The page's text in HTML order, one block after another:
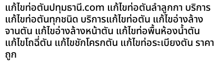
แก้ไขท่อตันปทุมธานี.com แก้ไขท่อตันลำลูกกา บริการ
แก้ไขท่อตันทุกชนิด บริการแก้ไขท่อตัน แก้ไขอ่างล้าง
จานตัน แก้ไขอ่างล้างหน้าตัน แก้ไขท่อพื้นห้องน้ำตัน
แก้ไขโถฉี่ตัน แก้ไขชักโครกตัน แก้ไขท่อระเบียงตัน ราคา
ถูก